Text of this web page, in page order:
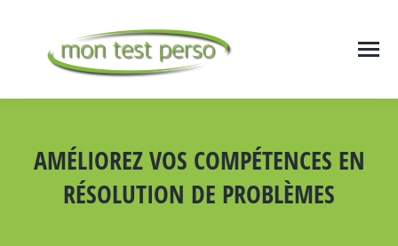
AMÉLIOREZ VOS COMPÉTENCES EN
RÉSOLUTION DE PROBLÈMES